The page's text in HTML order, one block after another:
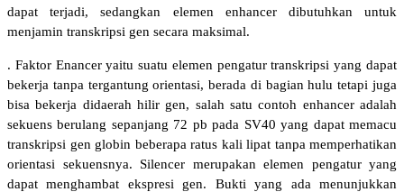
dapat terjadi, sedangkan elemen enhancer dibutuhkan untuk
menjamin transkripsi gen secara maksimal.
. Faktor Enancer yaitu suatu elemen pengatur transkripsi yang dapat
bekerja tanpa tergantung orientasi, berada di bagian hulu tetapi juga
bisa bekerja didaerah hilir gen, salah satu contoh enhancer adalah
sekuens berulang sepanjang 72 pb pada SV40 yang dapat memacu
transkripsi gen globin beberapa ratus kali lipat tanpa memperhatikan
orientasi sekuensnya. Silencer merupakan elemen pengatur yang
dapat menghambat ekspresi gen. Bukti yang ada menunjukkan